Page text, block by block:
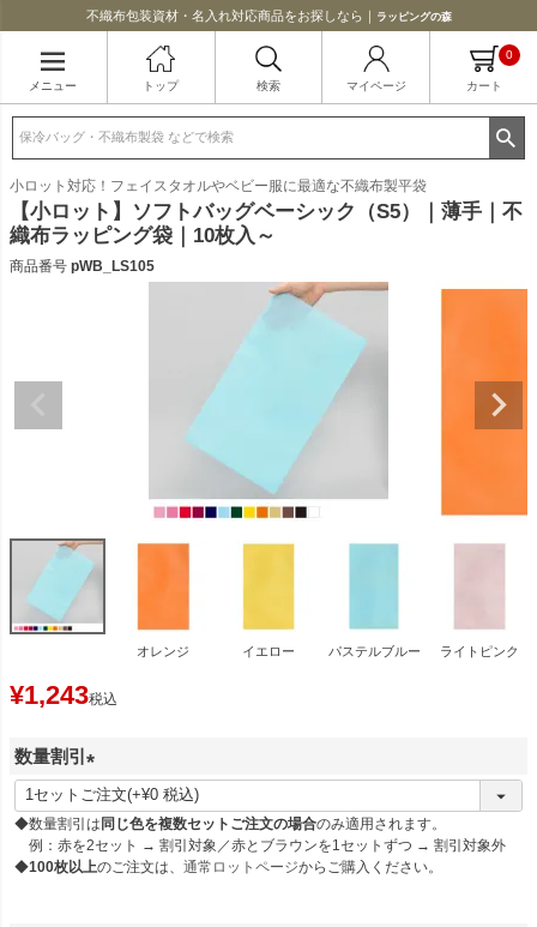
不織布包装資材・名入れ対応商品をお探しなら｜ ラッピングの森
メニュー トップ 検索 マイページ カート
0
小ロット対応！フェイスタオルやベビー服に最適な不織布製平袋
【小ロット】ソフトバッグベーシック（S5）｜薄手｜不
織布ラッピング袋｜10枚入～
商品番号 pWB_LS105
オレンジ イエロー パステルブルー ライトピンク
¥1,243税込
数量割引
(
必
須
)
◆数量割引は同じ色を複数セットご注文の場合のみ適用されます。
例：赤を2セット → 割引対象／赤とブラウンを1セットずつ → 割引対象外
◆100枚以上のご注文は、 通常ロットページからご購入ください。